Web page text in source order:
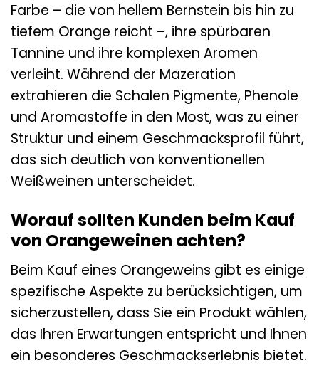
Farbe – die von hellem Bernstein bis hin zu
tiefem Orange reicht –, ihre spürbaren
Tannine und ihre komplexen Aromen
verleiht. Während der Mazeration
extrahieren die Schalen Pigmente, Phenole
und Aromastoffe in den Most, was zu einer
Struktur und einem Geschmacksprofil führt,
das sich deutlich von konventionellen
Weißweinen unterscheidet.
Worauf sollten Kunden beim Kauf
von Orangeweinen achten?
Beim Kauf eines Orangeweins gibt es einige
spezifische Aspekte zu berücksichtigen, um
sicherzustellen, dass Sie ein Produkt wählen,
das Ihren Erwartungen entspricht und Ihnen
ein besonderes Geschmackserlebnis bietet.